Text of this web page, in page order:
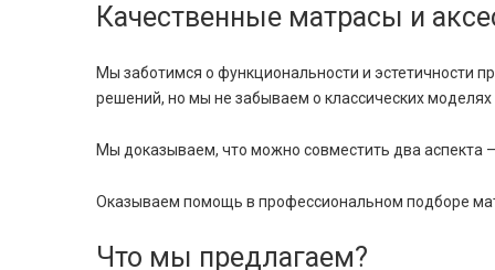
Качественные матрасы и
Мы заботимся о функциональности и эстетичности
решений, но мы не забываем о классических
Мы доказываем, что можно совместить два аспекта
Оказываем помощь в профессиональном подборе
Что мы предлагаем?